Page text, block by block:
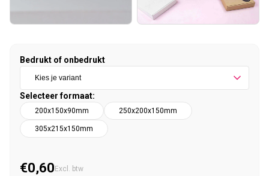
Bedrukt of onbedrukt
Selecteer formaat:
200x150x90mm 250x200x150mm
305x215x150mm
Normale prijs
€0,60 Excl. btw